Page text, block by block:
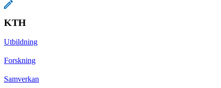
KTH
Utbildning
Forskning
Samverkan